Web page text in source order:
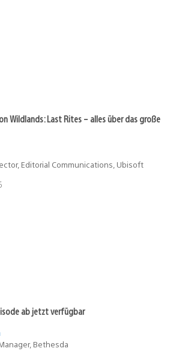
Wildlands: Last Rites – alles über das große
Editorial Communications, Ubisoft
ab jetzt verfügbar
Bethesda